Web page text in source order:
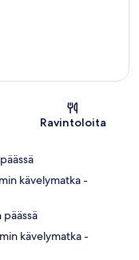
Ravintoloita
kävelymatka-
kävelymatka-